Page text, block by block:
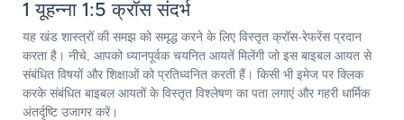
1 यूहन्ना 1:5 क्रॉस संदर्भ
यह खंड शास्त्रों की समझ को समृद्ध करने के लिए विस्तृत क्रॉस-रेफरेंस प्रदान
करता है। नीचे, आपको ध्यानपूर्वक चयनित आयतें मिलेंगी जो इस बाइबल आयत से
संबंधित विषयों और शिक्षाओं को प्रतिध्वनित करती हैं। किसी भी इमेज पर क्लिक
करके संबंधित बाइबल आयतों के विस्तृत विश्लेषण का पता लगाएं और गहरी धार्मिक
अंतर्दृष्टि उजागर करें।